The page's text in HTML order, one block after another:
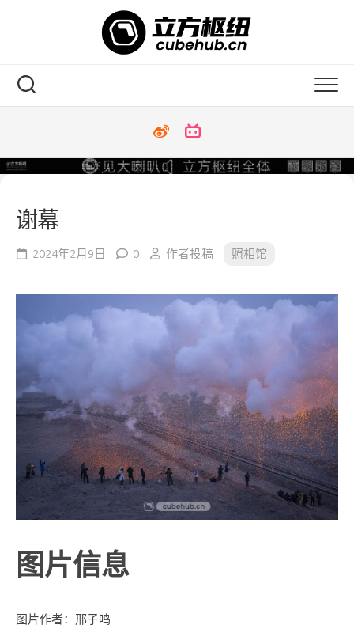
谢幕
2024年2月9日 0 作者投稿 照相馆
图片信息
图片作者：邢子鸣